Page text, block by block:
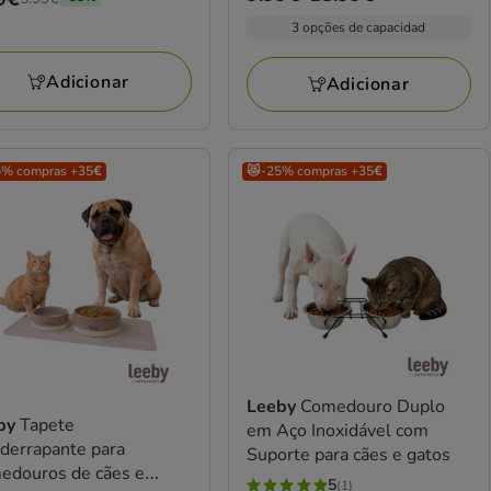
Adicionar
a
18.99€
3 opções de capacidad
Adicionar
compras +35€
Tapete
para
de cães e
😻-25% compras +35€
Leeby Comedouro Duplo
em Aço Inoxidável com
Suporte para cães e gatos
5(1)